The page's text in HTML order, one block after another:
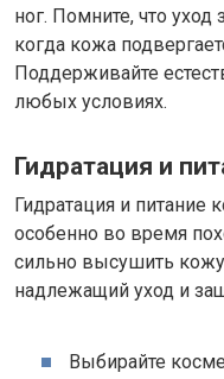
ног. Помните, что
когда кожа
Поддерживайте
любых условиях.
Гидратация и
Гидратация и
особенно во время
сильно высушить
надлежащий уход и
Выбирайте